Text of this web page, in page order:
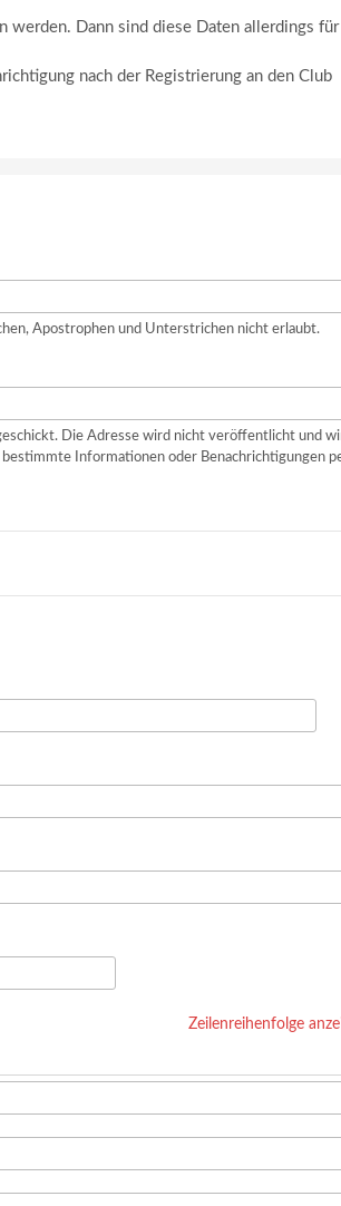
werden. Dann sind diese Daten allerdings für
nach der Registrierung an den Club
Apostrophen und Unterstrichen nicht erlaubt.
Die Adresse wird nicht veröffentlicht und
Informationen oder Benachrichtigungen
Zeilenreihenfolge